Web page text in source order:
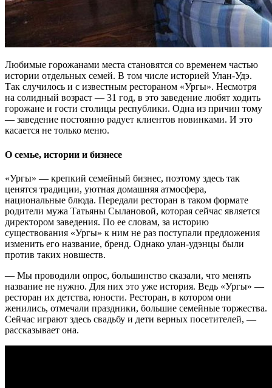
Любимые горожанами места становятся со временем частью
истории отдельных семей. В том числе историей Улан-Удэ.
Так случилось и с известным рестораном «Ургы». Несмотря
на солидный возраст — 31 год, в это заведение любят ходить
горожане и гости столицы республики. Одна из причин тому
— заведение постоянно радует клиентов новинками. И это
касается не только меню.
О семье, истории и бизнесе
«Ургы» — крепкий семейный бизнес, поэтому здесь так
ценятся традиции, уютная домашняя атмосфера,
национальные блюда. Передали ресторан в таком формате
родители мужа Татьяны Сылановой, которая сейчас является
директором заведения. По ее словам, за историю
существования «Ургы» к ним не раз поступали предложения
изменить его название, бренд. Однако улан-удэнцы были
против таких новшеств.
— Мы проводили опрос, большинство сказали, что менять
название не нужно. Для них это уже история. Ведь «Ургы» —
ресторан их детства, юности. Ресторан, в котором они
женились, отмечали праздники, большие семейные торжества.
Сейчас играют здесь свадьбу и дети верных посетителей, —
рассказывает она.